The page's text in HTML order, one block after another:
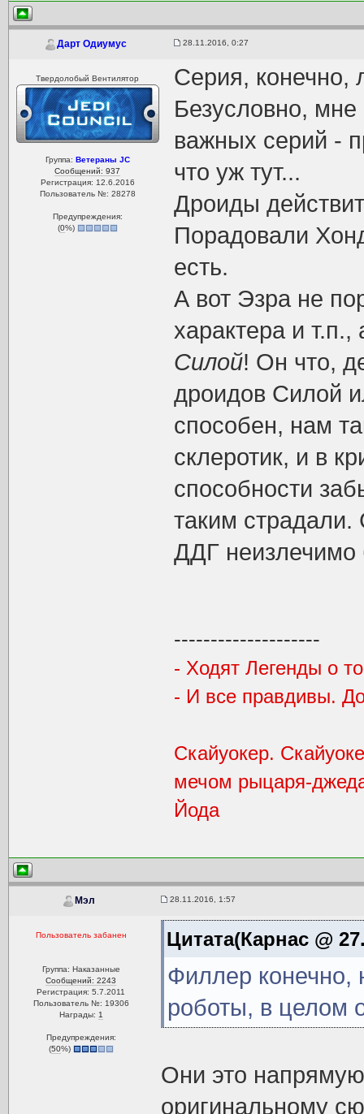
Дарт Одиумус 28.11.2016, 0:27
Твердолобый Вентилятор
Группа: Ветераны JC
Сообщений: 937
Регистрация: 12.6.2016
Пользователь №: 28278
Предупреждения:
(0%)
Серия,
Безусловно,
важных серий -
что уж тут...
Дроиды
Порадовали
есть.
А вот Эзра не
характера и
Силой! Он что,
дроидов Силой
способен, нам
склеротик, и в
способности
таким
ДДГ неизлечимо
--------------------
- Ходят Легенды о
- И все правдивы.
Скайуокер.
мечом рыцаря-
Йода
Мэл 28.11.2016, 1:57
Пользователь забанен
Группа: Наказанные
Сообщений: 2243
Регистрация: 5.7.2011
Пользователь №: 19306
Награды: 1
Предупреждения:
(50%)
Цитата(Карнас @
Филлер конечно,
роботы, в целом
Они это
оригинальному